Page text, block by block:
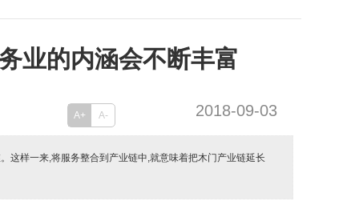
业的内涵会不断丰富
2018-09-03
A+ A-
这样一来,将服务整合到产业链中,就意味着把木门产业链延长